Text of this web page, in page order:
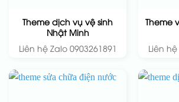
Theme dịch vụ vệ sinh
Nhật Minh
Liên hệ Zalo 0903261891
Theme
Liên hệ